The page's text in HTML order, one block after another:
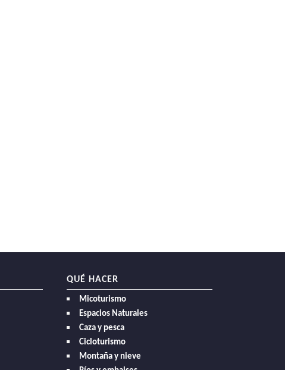
QUÉ HACER
Micoturismo
Espacios Naturales
Caza y pesca
Cicloturismo
Montaña y nieve